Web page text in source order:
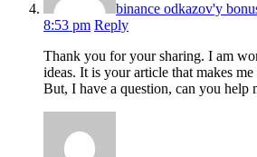
binance odkazov'y
8:53 pm Reply
Thank you for your sharing. I am
ideas. It is your article that makes
But, I have a question, can you help